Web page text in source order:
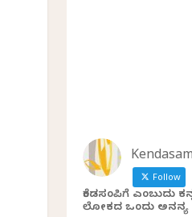
Follow
ಕೆಂಡಸಂಪಿಗೆ ಎಂಬುದು
ಲೋಕದ ಒಂದು